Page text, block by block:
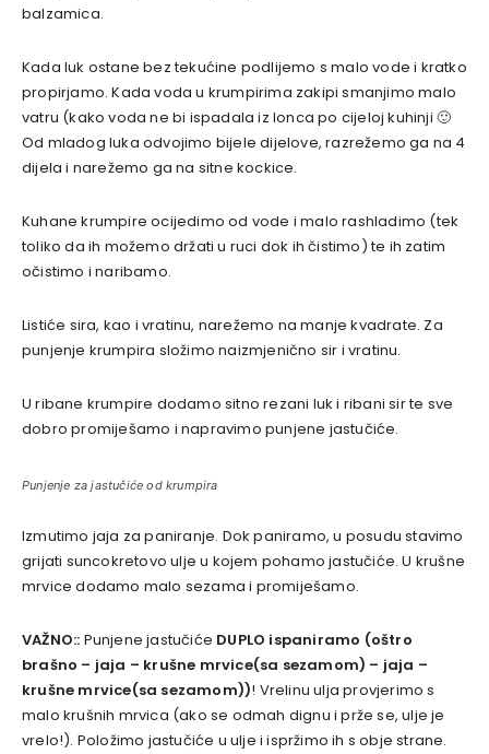
balzamica.
Kada luk ostane bez tekućine podlijemo s malo vode i kratko
propirjamo. Kada voda u krumpirima zakipi smanjimo malo
vatru (kako voda ne bi ispadala iz lonca po cijeloj kuhinji 🙂
Od mladog luka odvojimo bijele dijelove, razrežemo ga na 4
dijela i narežemo ga na sitne kockice.
Kuhane krumpire ocijedimo od vode i malo rashladimo (tek
toliko da ih možemo držati u ruci dok ih čistimo) te ih zatim
očistimo i naribamo.
Listiće sira, kao i vratinu, narežemo na manje kvadrate. Za
punjenje krumpira složimo naizmjenično sir i vratinu.
U ribane krumpire dodamo sitno rezani luk i ribani sir te sve
dobro promiješamo i napravimo punjene jastučiće.
Punjenje za jastučiće od krumpira
Izmutimo jaja za paniranje. Dok paniramo, u posudu stavimo
grijati suncokretovo ulje u kojem pohamo jastučiće. U krušne
mrvice dodamo malo sezama i promiješamo.
VAŽNO:: Punjene jastučiće DUPLO ispaniramo (oštro
brašno – jaja – krušne mrvice(sa sezamom) – jaja –
krušne mrvice(sa sezamom))! Vrelinu ulja provjerimo s
malo krušnih mrvica (ako se odmah dignu i prže se, ulje je
vrelo!). Položimo jastučiće u ulje i ispržimo ih s obje strane.